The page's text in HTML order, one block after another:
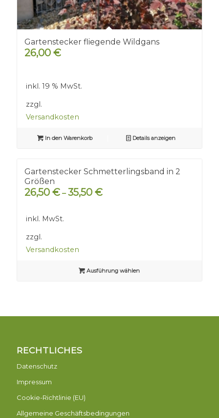
Gartenstecker fliegende Wildgans
26,00 €
inkl. 19 % MwSt.
zzgl.
Versandkosten
In den Warenkorb Details anzeigen
Gartenstecker Schmetterlingsband in 2
Größen
26,50 €–35,50 €
inkl. MwSt.
zzgl.
Versandkosten
Ausführung wählen
RECHTLICHES
Datenschutz
Impressum
Cookie-Richtlinie (EU)
Allgemeine Geschäftsbedingungen